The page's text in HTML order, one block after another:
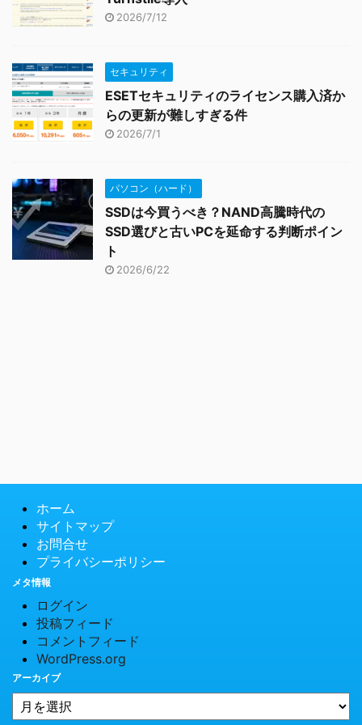
2026/7/12
セキュリティ
ESETセキュリティのライセンス購入済か
らの更新が難しすぎる件
2026/7/1
パソコン（ハード）
SSDは今買うべき？NAND高騰時代の
SSD選びと古いPCを延命する判断ポイン
ト
2026/6/22
ホーム
サイトマップ
お問合せ
プライバシーポリシー
メタ情報
ログイン
投稿フィード
コメントフィード
WordPress.org
アーカイブ